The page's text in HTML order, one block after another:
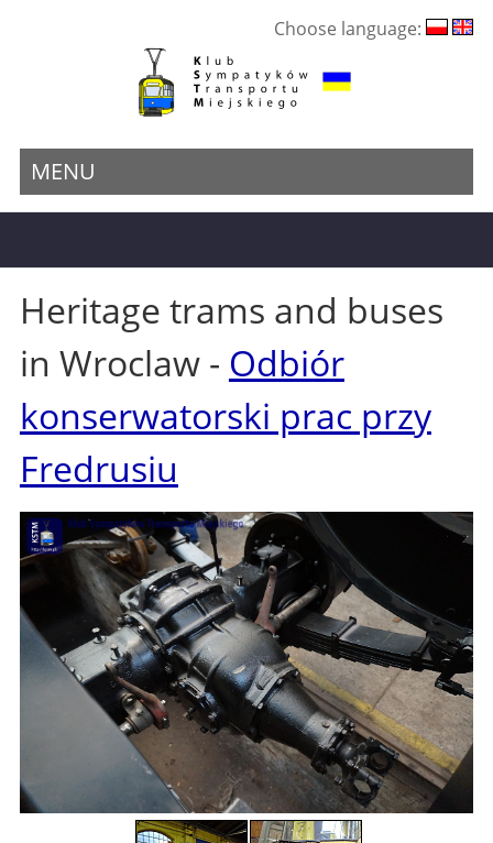
Choose language:
MENU
Heritage trams and buses
in Wroclaw - Odbiór
konserwatorski prac przy
Fredrusiu